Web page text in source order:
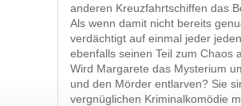
anderen Kreuzfahrtschiffen das
Als wenn damit nicht bereits
verdächtigt auf einmal jeder
ebenfalls seinen Teil zum Chaos
Wird Margarete das Mysterium
und den Mörder entlarven? Sie
vergnüglichen Kriminalkomödie